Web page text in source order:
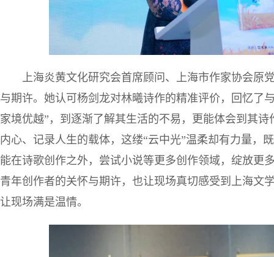
上海炎黄文化研究会首席顾问、上海市作家协会原
与期许。她认可杨剑龙对林曦诗作的精准评价，回忆了
家境优越”，到逐渐了解其生活的不易，更能体会到其
内心、记录人生的载体，这缕“云中光”温柔却有力量，
能在诗歌创作之外，尝试小说等更多创作领域，绽放更
青年创作者的关怀与期许，也让现场真切感受到上海文
让现场满是温情。